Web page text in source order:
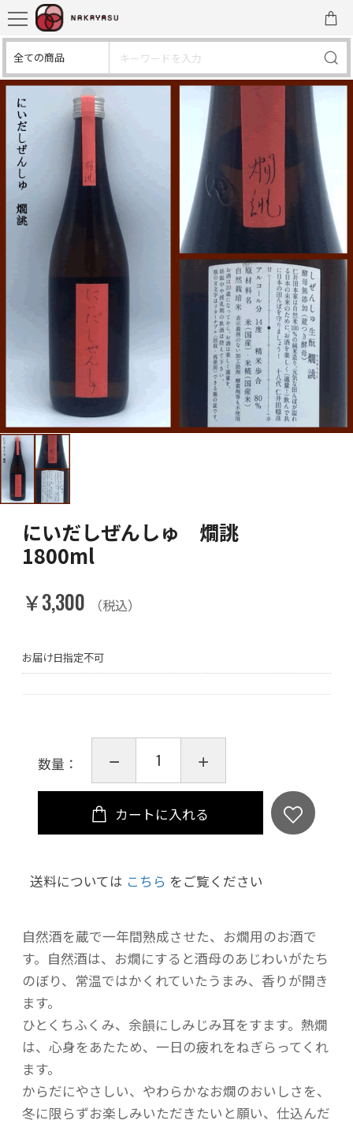
にいだしぜんしゅ 燗誂
1800ml
￥3,300 （税込）
お届け日指定不可
数量：
カートに入れる
送料については こちら をご覧ください
自然酒を蔵で一年間熟成させた、お燗用のお酒で
す。自然酒は、お燗にすると酒母のあじわいがたち
のぼり、常温ではかくれていたうまみ、香りが開き
ます。
ひとくちふくみ、余韻にしみじみ耳をすます。熱燗
は、心身をあたため、一日の疲れをねぎらってくれ
ます。
からだにやさしい、やわらかなお燗のおいしさを、
冬に限らずお楽しみいただきたいと願い、仕込んだ